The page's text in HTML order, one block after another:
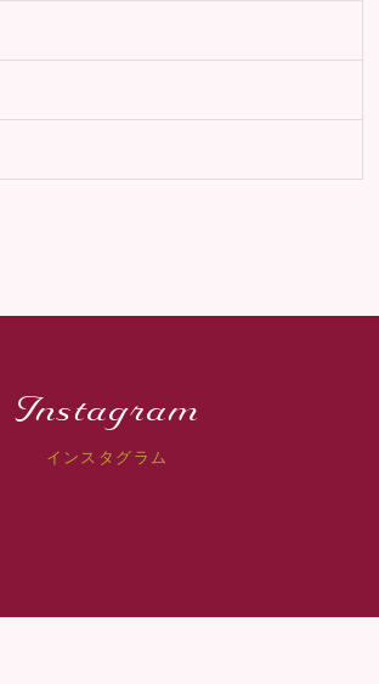
Instagram
インスタグラム